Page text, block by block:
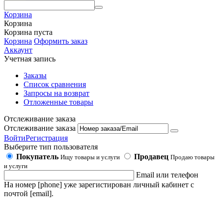
Корзина
Корзина
Корзина пуста
Корзина Оформить заказ
Аккаунт
Учетная запись
Заказы
Список сравнения
Запросы на возврат
Отложенные товары
Отслеживание заказа
Отслеживание заказа
ВойтиРегистрация
Выберите тип пользователя
Покупатель Ищу товары и услуги Продавец Продаю товары
и услуги
Email или телефон
На номер [phone] уже зарегистирован личный кабинет с
почтой [email].